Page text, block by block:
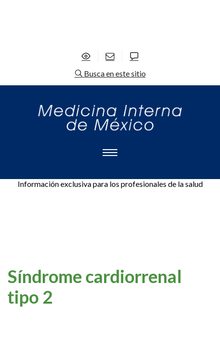
Busca en este sitio
Información exclusiva para los profesionales de la salud
Síndrome cardiorrenal
tipo 2